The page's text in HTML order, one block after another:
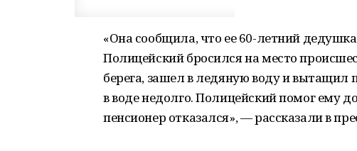
«Она сообщила, что ее 60-летний
Полицейский бросился на место
берега, зашел в ледяную воду и
в воде недолго. Полицейский помог ему
пенсионер отказался», — рассказали в